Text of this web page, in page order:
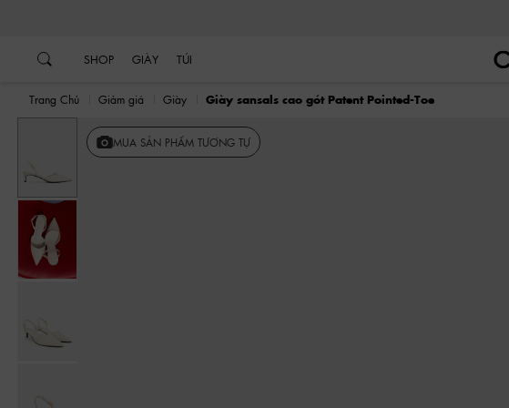
SHOP GIÀY TÚI
Trang Chủ Giảm giá Giày Giày sansals cao gót Patent Pointed-Toe
MUA SẢN PHẨM TƯƠNG TỰ